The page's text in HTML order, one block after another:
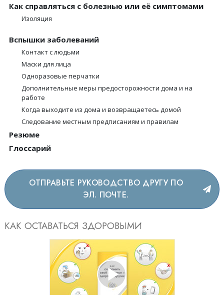
Как справляться с болезнью или её симптомами
Изоляция
Вспышки заболеваний
Контакт с людьми
Маски для лица
Одноразовые перчатки
Дополнительные меры предосторожности дома и на
работе
Когда выходите из дома и возвращаетесь домой
Следование местным предписаниям и правилам
Резюме
Глоссарий
ОТПРАВЬТЕ РУКОВОДСТВО ДРУГУ ПО
ЭЛ. ПОЧТЕ.
КАК ОСТАВАТЬСЯ ЗДОРОВЫМИ